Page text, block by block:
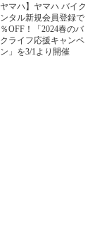
ヤマハ】ヤマハ バイク
タル新規会員登録で
OFF！「2024春のバ
ライフ応援キャンペ
」を3/1より開催